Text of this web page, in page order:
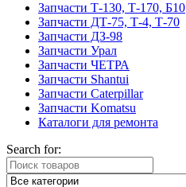
Запчасти Т-130, Т-170, Б10
Запчасти ДТ-75, Т-4, Т-70
Запчасти ДЗ-98
Запчасти Урал
Запчасти ЧЕТРА
Запчасти Shantui
Запчасти Caterpillar
Запчасти Komatsu
Каталоги для ремонта
Search for: